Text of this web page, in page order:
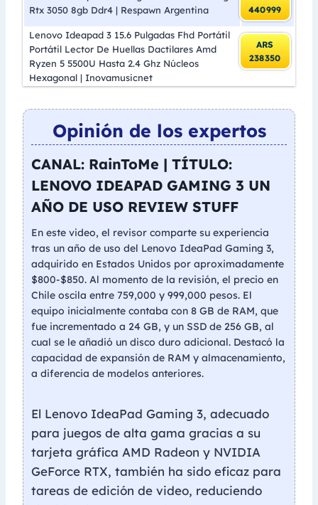
Rtx 3050 8gb Ddr4 | Respawn Argentina
440999
Lenovo Ideapad 3 15.6 Pulgadas Fhd Portátil
Portátil Lector De Huellas Dactilares Amd
Ryzen 5 5500U Hasta 2.4 Ghz Núcleos
Hexagonal | Inovamusicnet
ARS
238350
Opinión de los expertos
CANAL: RainToMe | TÍTULO:
LENOVO IDEAPAD GAMING 3 UN
AÑO DE USO REVIEW STUFF
En este video, el revisor comparte su experiencia
tras un año de uso del Lenovo IdeaPad Gaming 3,
adquirido en Estados Unidos por aproximadamente
$800-$850. Al momento de la revisión, el precio en
Chile oscila entre 759,000 y 999,000 pesos. El
equipo inicialmente contaba con 8 GB de RAM, que
fue incrementado a 24 GB, y un SSD de 256 GB, al
cual se le añadió un disco duro adicional. Destacó la
capacidad de expansión de RAM y almacenamiento,
a diferencia de modelos anteriores.
El Lenovo IdeaPad Gaming 3, adecuado
para juegos de alta gama gracias a su
tarjeta gráfica AMD Radeon y NVIDIA
GeForce RTX, también ha sido eficaz para
tareas de edición de video, reduciendo